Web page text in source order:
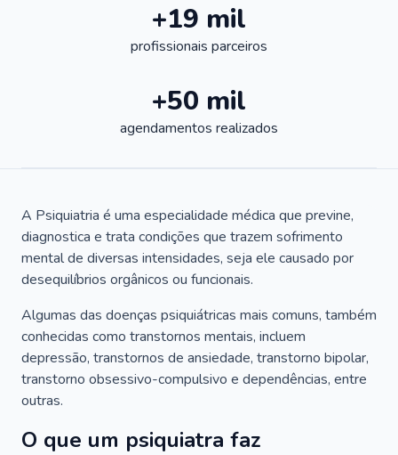
+19 mil
profissionais parceiros
+50 mil
agendamentos realizados
A Psiquiatria é uma especialidade médica que previne,
diagnostica e trata condições que trazem sofrimento
mental de diversas intensidades, seja ele causado por
desequilíbrios orgânicos ou funcionais.
Algumas das doenças psiquiátricas mais comuns, também
conhecidas como transtornos mentais, incluem
depressão, transtornos de ansiedade, transtorno bipolar,
transtorno obsessivo-compulsivo e dependências, entre
outras.
O que um psiquiatra faz